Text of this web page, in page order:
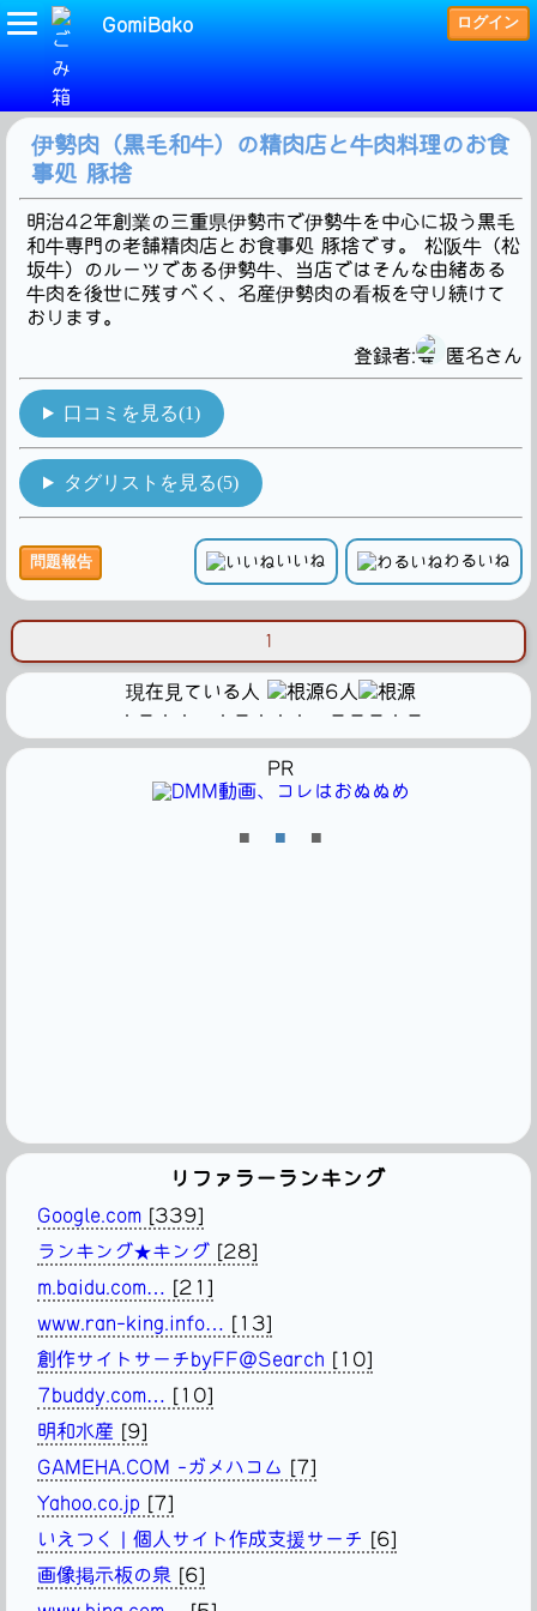
GomiBako ログイン
(精肉店)タグの検索結果です。1Hit!
伊勢肉（黒毛和牛）の精肉店と牛肉料理のお食
事処 豚捨
明治42年創業の三重県伊勢市で伊勢牛を中心に扱う黒毛
和牛専門の老舗精肉店とお食事処 豚捨です。 松阪牛（松
坂牛）のルーツである伊勢牛、当店ではそんな由緒ある
牛肉を後世に残すべく、名産伊勢肉の看板を守り続けて
おります。
登録者:
匿名さん
口コミを見る(1)
タグリストを見る(5)
問題報告 いいね わるいね
1
現在見ている人
6人
・－・・ ・－・・・ －－－・－
PR
■ ■ ■
リファラーランキング
Google.com [339]
ランキング★キング [28]
m.baidu.com…
[21]
www.ran-king.info…
[13]
創作サイトサーチbyFF@Search [10]
7buddy.com…
[10]
明和水産 [9]
GAMEHA.COM -ガメハコム
[7]
Yahoo.co.jp [7]
いえつく | 個人サイト作成支援サーチ
[6]
画像掲示板の泉 [6]